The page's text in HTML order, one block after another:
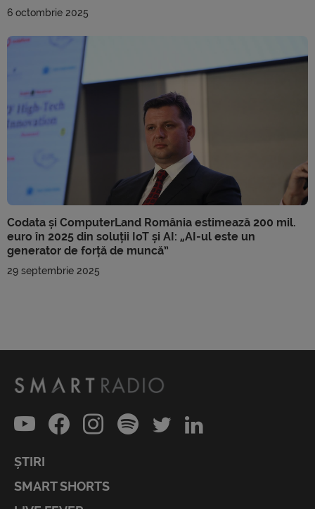
6 octombrie 2025
Codata și ComputerLand România estimează 200 mil.
euro în 2025 din soluții IoT și AI: „AI-ul este un
generator de forță de muncă”
29 septembrie 2025
ȘTIRI
SMART SHORTS